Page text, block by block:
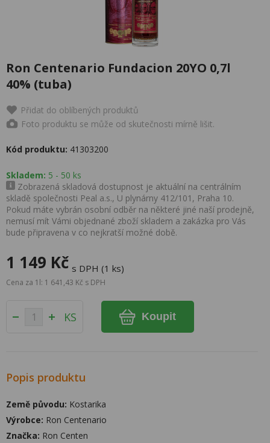
Ron Centenario Fundacion 20YO 0,7l
40% (tuba)
Přidat do oblíbených produktů
Foto produktu se může od skutečnosti mírně lišit.
Kód produktu: 41303200
Skladem: 5 - 50 ks
Zobrazená skladová dostupnost je aktuální na centrálním
skladě společnosti Peal a.s., U plynárny 412/101, Praha 10.
Pokud máte vybrán osobní odběr na některé jiné naší prodejně,
nemusí mít Vámi objednané zboží skladem a zakázka pro Vás
bude připravena v co nejkratší možné době.
1 149 Kč s DPH (1 ks)
Cena za 1l: 1 641,43 Kč s DPH
KS Koupit
Popis produktu
Země původu: Kostarika
Výrobce: Ron Centenario
Značka: Ron Centen